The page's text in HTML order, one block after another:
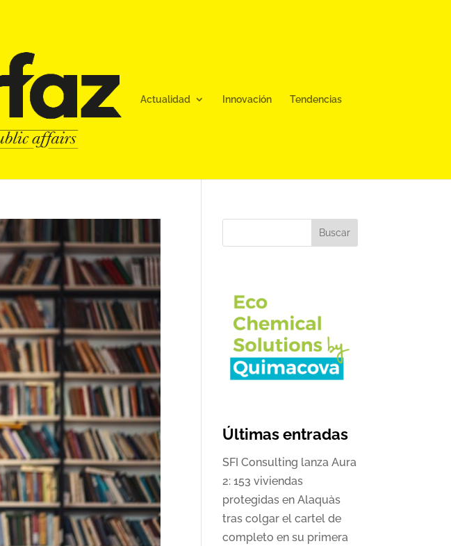
Actualidad Innovación Tendencias
Buscar
Últimas entradas
SFI Consulting lanza Aura
2: 153 viviendas
protegidas en Alaquàs
tras colgar el cartel de
completo en su primera